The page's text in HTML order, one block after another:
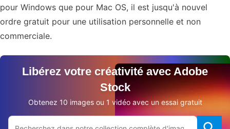
pour Windows que pour Mac OS, il est jusqu'à nouvel
ordre gratuit pour une utilisation personnelle et non
commerciale.
Libérez votre créativité avec Adobe
Stock
Obtenez 10 images ou 1 vidéo avec un essai gratuit
Rechercher sur le site Adobe.com